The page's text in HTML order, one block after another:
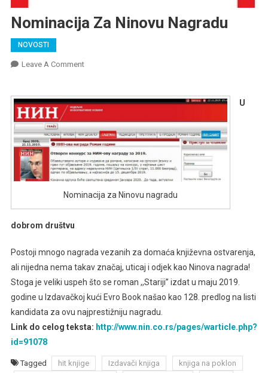
Nominacija Za Ninovu Nagradu
NOVOSTI
Leave A CommentOn
Ninovu
Nominacija za Ninovu nagradu
U
dobrom društvu
Postoji mnogo nagrada vezanih za domaća književna ostvarenja,
ali nijedna nema takav značaj, uticaj i odjek kao Ninova nagrada!
Stoga je veliki uspeh što se roman ,,Stariji” izdat u maju 2019.
godine u Izdavačkoj kući Evro Book našao kao 128. predlog na listi
kandidata za ovu najprestižniju nagradu.
Link do celog teksta: http://www.nin.co.rs/pages/warticle.php?
id=91078
Tagged hit knjige Izdavači knjiga
knjiga na poklon